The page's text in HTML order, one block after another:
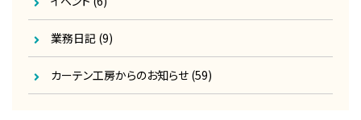
業務日記 (9)
カーテン工房からのお知らせ (59)